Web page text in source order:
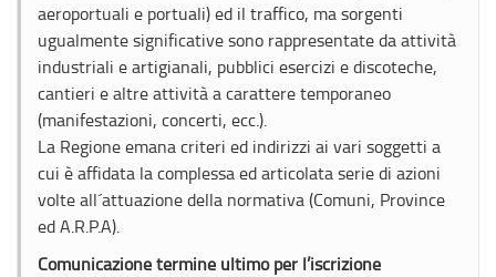
aeroportuali e portuali) ed il traffico, ma sorgenti
ugualmente significative sono rappresentate da attività
industriali e artigianali, pubblici esercizi e discoteche,
cantieri e altre attività a carattere temporaneo
(manifestazioni, concerti, ecc.).
La Regione emana criteri ed indirizzi ai vari soggetti a
cui è affidata la complessa ed articolata serie di azioni
volte all´attuazione della normativa (Comuni, Province
ed A.R.P.A).
Comunicazione termine ultimo per l’iscrizione